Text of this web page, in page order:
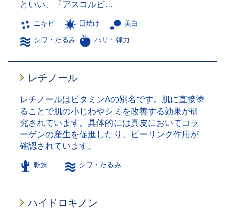
といい、『アスコルビ…
ニキビ 日焼け 美白
シワ・たるみ ハリ・弾力
レチノール
レチノールはビタミンAの別名です。肌に直接塗
ることで肌の小じわやシミを改善する効果が研
究されています。具体的には真皮においてコラ
ーゲンの産生を促進したり、ピーリング作用が
確認されています。
乾燥 シワ・たるみ
ハイドロキノン